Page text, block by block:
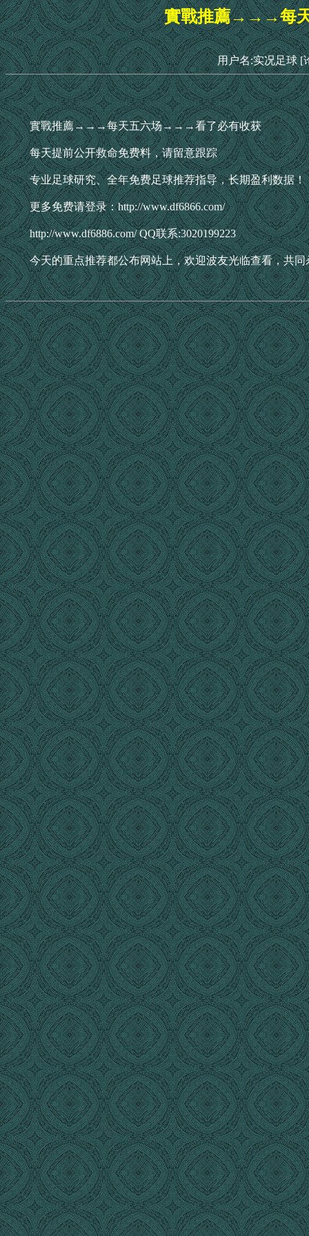
實戰推薦→→→每
用户名:实况足球 [
實戰推薦→→→每天五六场→→→看了必有收获
每天提前公开救命免费料，请留意跟踪
专业足球研究、全年免费足球推荐指导，长期盈利数据！
更多免费请登录：http://www.df6866.com/
http://www.df6886.com/ QQ联系:3020199223
今天的重点推荐都公布网站上，欢迎波友光临查看，共同